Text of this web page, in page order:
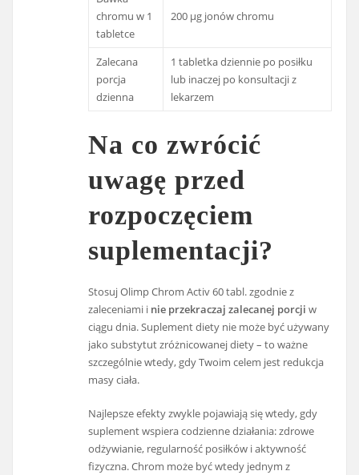
chromu w 1
tabletce
200 µg jonów chromu
Zalecana
porcja
dzienna
1 tabletka dziennie po posiłku
lub inaczej po konsultacji z
lekarzem
Na co zwrócić
uwagę przed
rozpoczęciem
suplementacji?
Stosuj Olimp Chrom Activ 60 tabl. zgodnie z
zaleceniami i nie przekraczaj zalecanej porcji w
ciągu dnia. Suplement diety nie może być używany
jako substytut zróżnicowanej diety – to ważne
szczególnie wtedy, gdy Twoim celem jest redukcja
masy ciała.
Najlepsze efekty zwykle pojawiają się wtedy, gdy
suplement wspiera codzienne działania: zdrowe
odżywianie, regularność posiłków i aktywność
fizyczna. Chrom może być wtedy jednym z